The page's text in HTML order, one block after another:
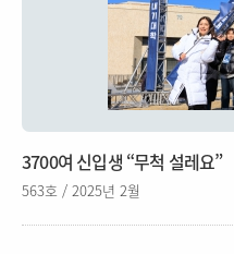
3700여 신입생 “무척 설레요”
563호 / 2025년 2월